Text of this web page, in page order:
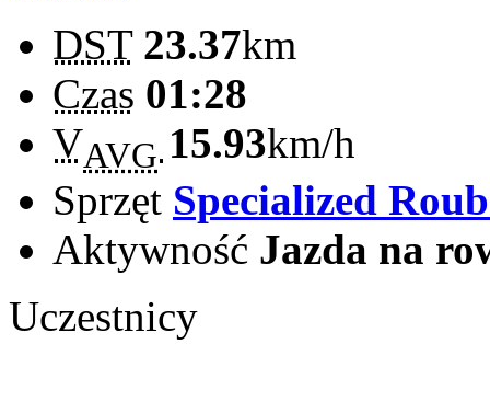
DST 23.37km
Czas 01:28
VAVG 15.93km/h
Sprzęt Specialized
Aktywność Jazda na
Uczestnicy